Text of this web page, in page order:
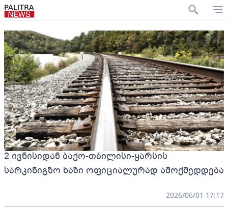
2 ივნისიდან ბაქო-თბილისი-ყარსის
სარკინიგზო ხაზი ოფიციალურად ამოქმედდება
2026/06/01 17:17